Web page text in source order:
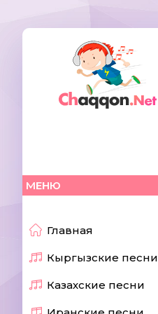
МЕНЮ
Главная
Кыргызские песни
Казахские песни